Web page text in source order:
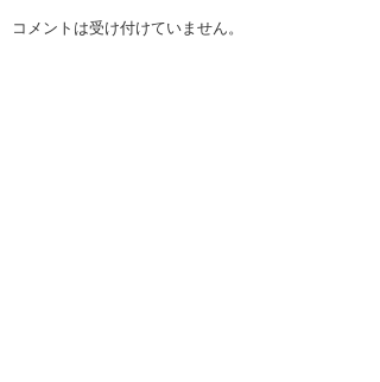
コメントは受け付けていません。